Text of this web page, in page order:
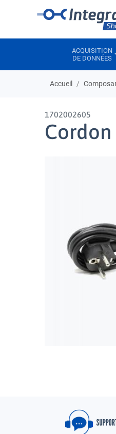
ACQUISITION
DE DONNÉES
Accueil
1702002605
Cordon